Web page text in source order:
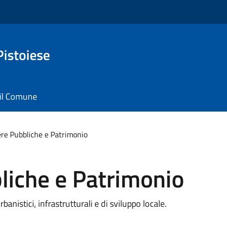
Comune
Pubbliche e Patrimonio
e Patrimonio
infrastrutturali e di sviluppo locale.